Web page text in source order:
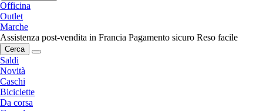
Officina
Outlet
Marche
Assistenza post-vendita in Francia Pagamento sicuro Reso facile
Cerca
Saldi
Novità
Caschi
Biciclette
Da corsa